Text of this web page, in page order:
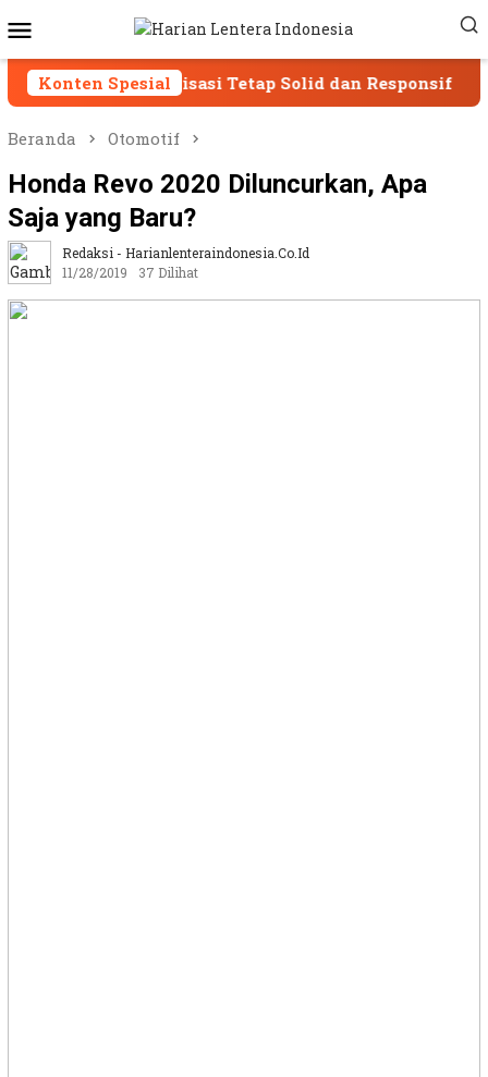
ke
kontenMobile
Konten Spesial
Tetap Solid dan Responsif SPAM
Beranda Otomotif
Honda Revo 2020 Diluncurkan, Apa
Saja yang Baru?
Redaksi - Harianlenteraindonesia.co.id
11/28/2019
37 Dilihat